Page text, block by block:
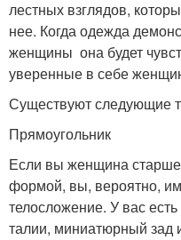
лестных взглядов,
нее. Когда одежда
женщины она будет
уверенные в себе
Существуют следующие
Прямоугольник
Если вы женщина старше
формой, вы, вероятно,
телосложение. У вас
талии, миниатюрный зад